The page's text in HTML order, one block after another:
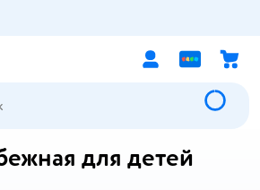
для детей